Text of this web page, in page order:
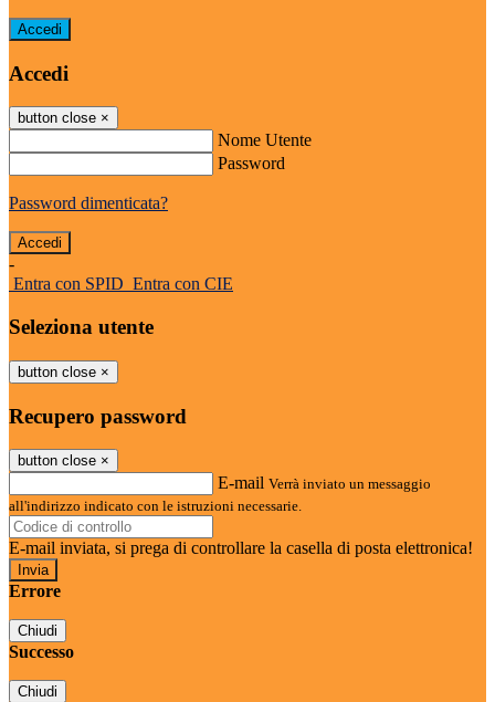
Accedi
Accedi
button close ×
Nome Utente
Password
Password dimenticata?
-
Entra con SPID Entra con CIE
Seleziona utente
button close ×
Recupero password
button close ×
E-mail Verrà inviato un messaggio
all'indirizzo indicato con le istruzioni necessarie.
E-mail inviata, si prega di controllare la casella di posta elettronica!
Errore
Chiudi
Successo
Chiudi